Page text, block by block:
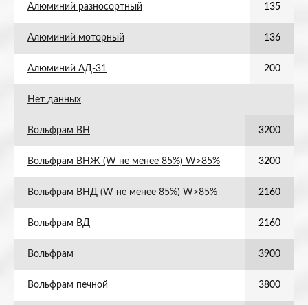
Алюминий разносортный 135
Алюминий моторный 136
Алюминий АД-31 200
Нет данных
Вольфрам ВН 3200
Вольфрам ВНЖ (W не менее 85%) W>85% 3200
Вольфрам ВНД (W не менее 85%) W>85% 2160
Вольфрам ВД 2160
Вольфрам 3900
Вольфрам печной 3800